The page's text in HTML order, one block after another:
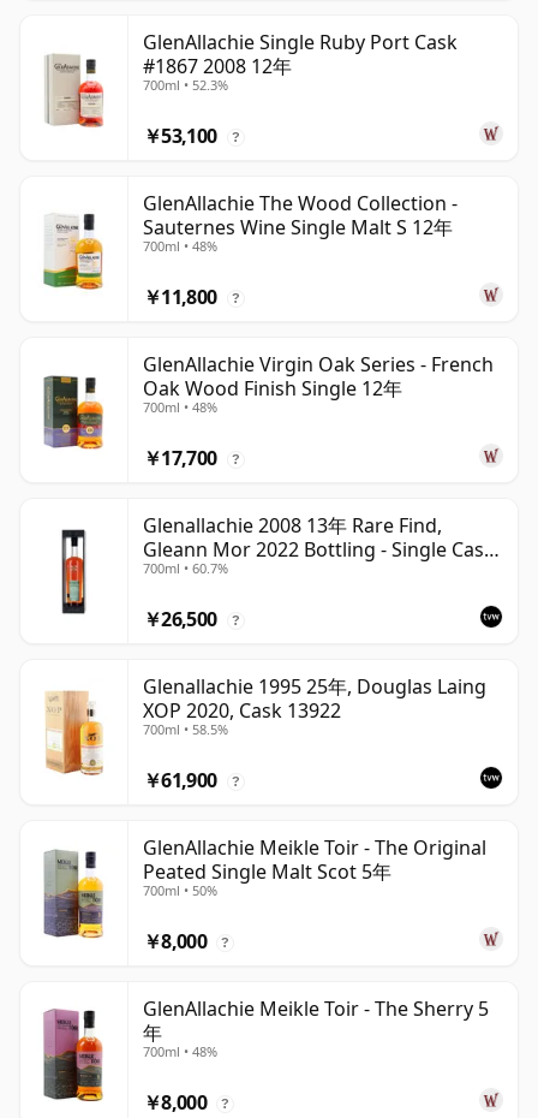
GlenAllachie Single Ruby Port Cask
#1867 2008 12年
700ml • 52.3%
￥53,100 ?
GlenAllachie The Wood Collection -
Sauternes Wine Single Malt S 12年
700ml • 48%
￥11,800 ?
GlenAllachie Virgin Oak Series - French
Oak Wood Finish Single 12年
700ml • 48%
￥17,700 ?
Glenallachie 2008 13年 Rare Find,
Gleann Mor 2022 Bottling - Single Cask
190018
700ml • 60.7%
￥26,500 ?
Glenallachie 1995 25年, Douglas Laing
XOP 2020, Cask 13922
700ml • 58.5%
￥61,900 ?
GlenAllachie Meikle Toir - The Original
Peated Single Malt Scot 5年
700ml • 50%
￥8,000 ?
GlenAllachie Meikle Toir - The Sherry 5
年
700ml • 48%
￥8,000 ?